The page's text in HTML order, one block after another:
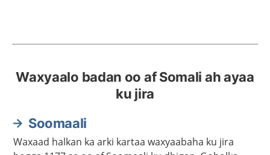
Waxyaalo badan oo af Somali ah ayaa
ku jira
Soomaali
Waxaad halkan ka arki kartaa waxyaabaha ku jira